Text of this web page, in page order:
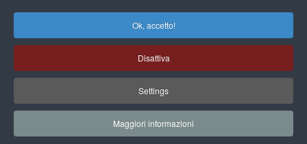
Ok, accetto!
Disattiva
Settings
Maggiori informazioni
Le soluzioni Led permettono la creazione di ambienti
immersivi aumentando l’affluenza all’interno del punto
vendita